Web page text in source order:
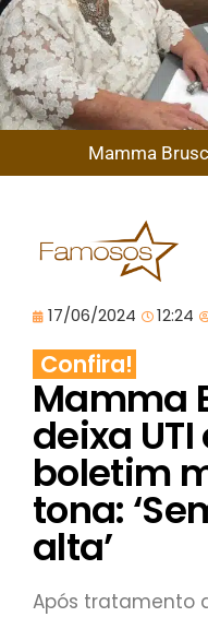
Mamma
17/06/2024 12:24
Confira!
Mamma
deixa
boletim
tona:
alta’
Após tratamento